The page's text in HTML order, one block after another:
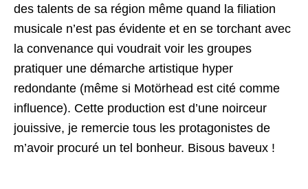
des talents de sa région même quand la filiation
musicale n’est pas évidente et en se torchant avec
la convenance qui voudrait voir les groupes
pratiquer une démarche artistique hyper
redondante (même si Motörhead est cité comme
influence). Cette production est d’une noirceur
jouissive, je remercie tous les protagonistes de
m’avoir procuré un tel bonheur. Bisous baveux !